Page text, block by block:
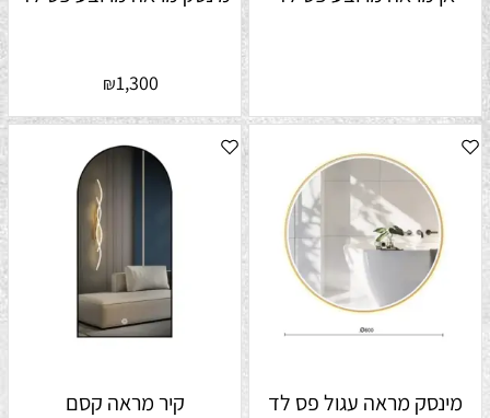
₪1,300
מינסק מראה עגול פס לד קיר מראה קסם